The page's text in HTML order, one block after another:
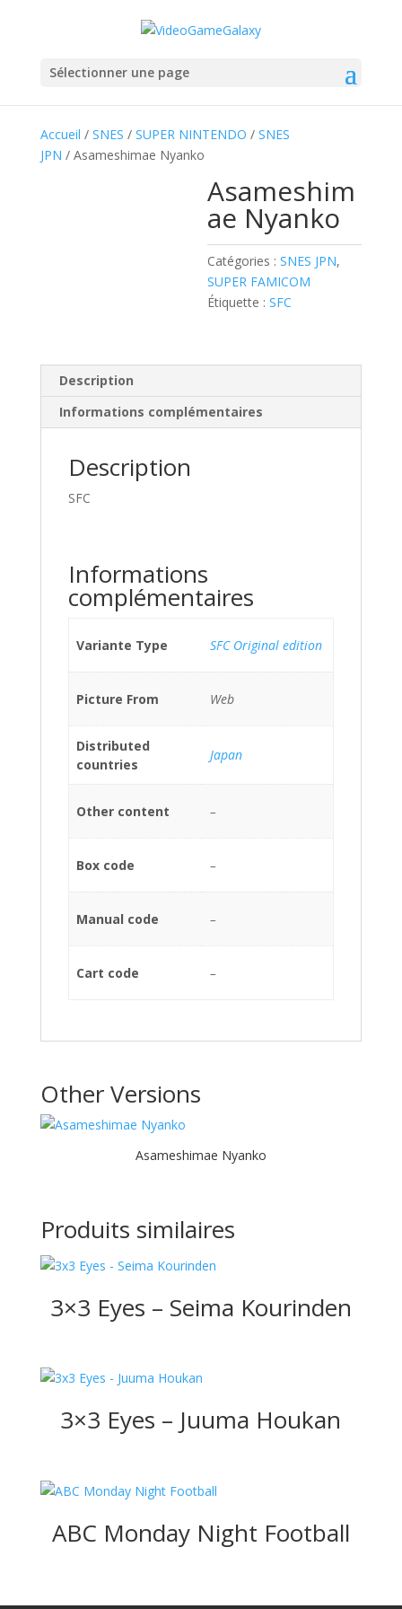
Sélectionner une page
Accueil / SNES / SUPER NINTENDO / SNES
JPN / Asameshimae Nyanko
Asameshim
ae Nyanko
Catégories :SNES JPN,
SUPER FAMICOM
Étiquette :SFC
Description
Informations complémentaires
Description
SFC
Informations
complémentaires
Variante Type SFC Original edition
Picture From Web
Distributed
countries
Japan
Other content –
Box code –
Manual code –
Cart code –
Other Versions
Asameshimae Nyanko
Produits similaires
3×3 Eyes – Seima Kourinden
3×3 Eyes – Juuma Houkan
ABC Monday Night Football